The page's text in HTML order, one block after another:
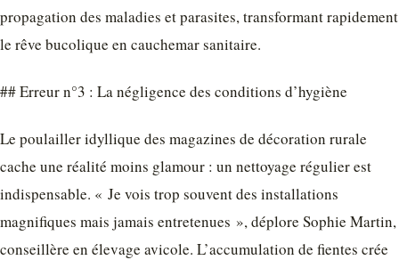
propagation des maladies et parasites, transformant rapidement
le rêve bucolique en cauchemar sanitaire.
## Erreur n°3 : La négligence des conditions d’hygiène
Le poulailler idyllique des magazines de décoration rurale
cache une réalité moins glamour : un nettoyage régulier est
indispensable. « Je vois trop souvent des installations
magnifiques mais jamais entretenues », déplore Sophie Martin,
conseillère en élevage avicole. L’accumulation de fientes crée